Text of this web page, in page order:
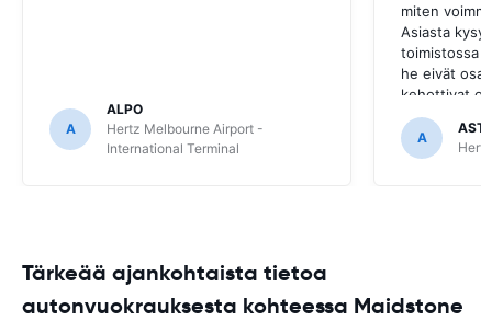
A
ALPO
Hertz Melbourne Airport -
International Terminal
miten
Asiasta
toimistossa
he eivät
kehottivat
josta auto
A
Tärkeää ajankohtaista tietoa
autonvuokrauksesta kohteessa Maidstone